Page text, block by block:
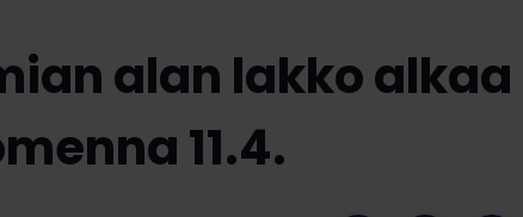
alan lakko alkaa
11.4.